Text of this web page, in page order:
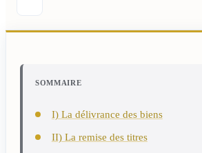
SOMMAIRE
I) La délivrance des biens
II) La remise des titres